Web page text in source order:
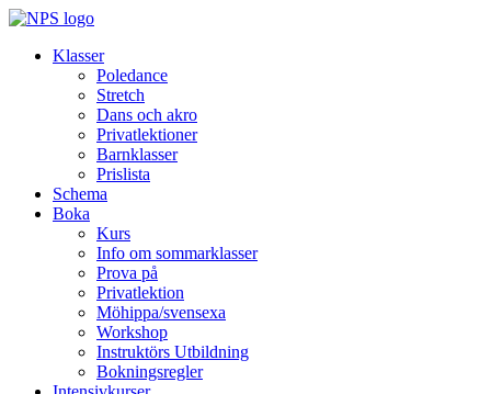
Klasser
Poledance
Stretch
Dans och akro
Privatlektioner
Barnklasser
Prislista
Schema
Boka
Kurs
Info om sommarklasser
Prova på
Privatlektion
Möhippa/svensexa
Workshop
Instruktörs Utbildning
Bokningsregler